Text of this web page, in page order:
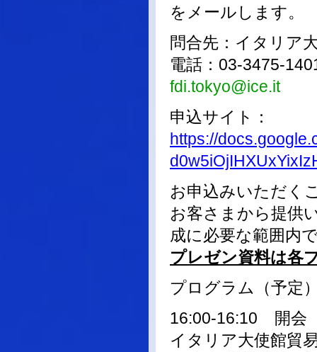
をメールします。
問合先：イタリア
電話：03-3475-
fdi.tokyo@ice.it
申込サイト：
https://
お申込みいただく
お客さまから提供
成に必要な範囲内
プレゼン資料は各
プログラム（予定
16:00-16:10 開会
イタリア大使館貿